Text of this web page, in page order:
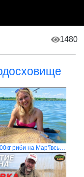
1480
Впіймала 500кг риби на Марʼївському водосховищу